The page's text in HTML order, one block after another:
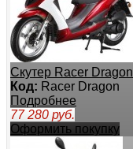
Скутер Racer
Код: Racer Dragon
Подробнее
77 280 руб.
Оформить покупку